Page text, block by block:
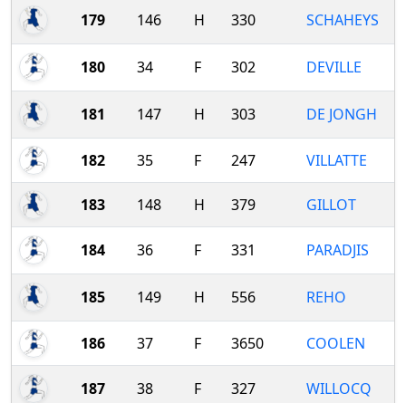
179 146 H 330 SCHAHEYS
180 34 F 302 DEVILLE
181 147 H 303 DE JONGH
182 35 F 247 VILLATTE
183 148 H 379 GILLOT
184 36 F 331 PARADJIS
185 149 H 556 REHO
186 37 F 3650 COOLEN
187 38 F 327 WILLOCQ